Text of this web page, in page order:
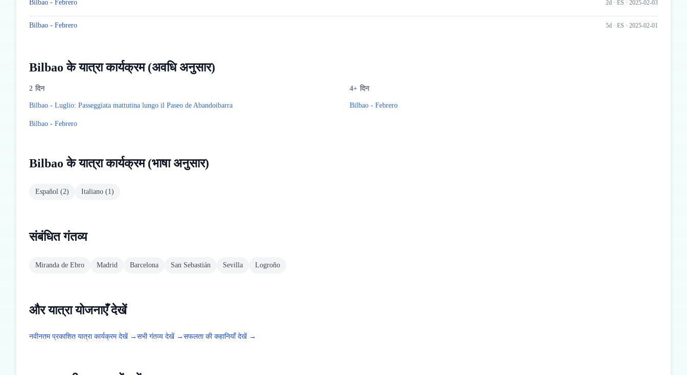
Bilbao - Febrero 2d · ES · 2025-02-03
Bilbao - Febrero 5d · ES · 2025-02-01
Bilbao के यात्रा कार्यक्रम (अवधि अनुसार)
2 दिन
Bilbao - Luglio: Passeggiata mattutina lungo il Paseo de Abandoibarra
Bilbao - Febrero
4+ दिन
Bilbao - Febrero
Bilbao के यात्रा कार्यक्रम (भाषा अनुसार)
Español (2) Italiano (1)
संबंधित गंतव्य
Miranda de Ebro Madrid Barcelona San Sebastián Sevilla Logroño
और यात्रा योजनाएँ देखें
नवीनतम प्रकाशित यात्रा कार्यक्रम देखें → सभी गंतव्य देखें → सफलता की कहानियाँ देखें →